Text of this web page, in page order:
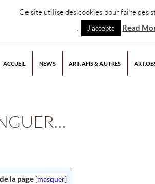
ACCUEIL NEWS ART. AFIS & AUTRES
la page [masquer]
Ce site utilise des cookies pour faire des
.
J'accepte Read